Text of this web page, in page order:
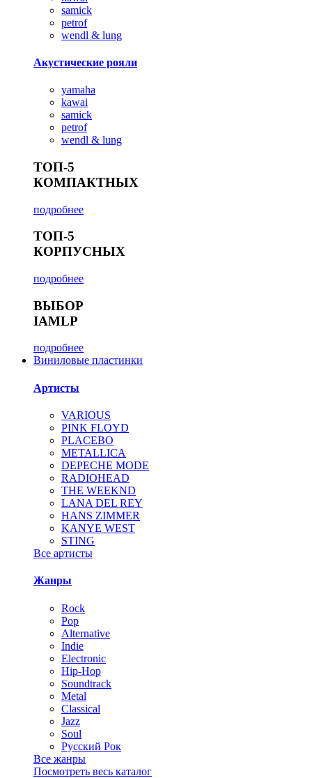
samick
petrof
wendl & lung
Акустические рояли
yamaha
kawai
samick
petrof
wendl & lung
ТОП-5
КОМПАКТНЫХ
подробнее
ТОП-5
КОРПУСНЫХ
подробнее
ВЫБОР
IAMLP
подробнее
Виниловые пластинки
Артисты
VARIOUS
PINK FLOYD
PLACEBO
METALLICA
DEPECHE MODE
RADIOHEAD
THE WEEKND
LANA DEL REY
HANS ZIMMER
KANYE WEST
STING
Все артисты
Жанры
Rock
Pop
Alternative
Indie
Electronic
Hip-Hop
Soundtrack
Metal
Classical
Jazz
Soul
Русский Рок
Все жанры
Посмотреть весь каталог